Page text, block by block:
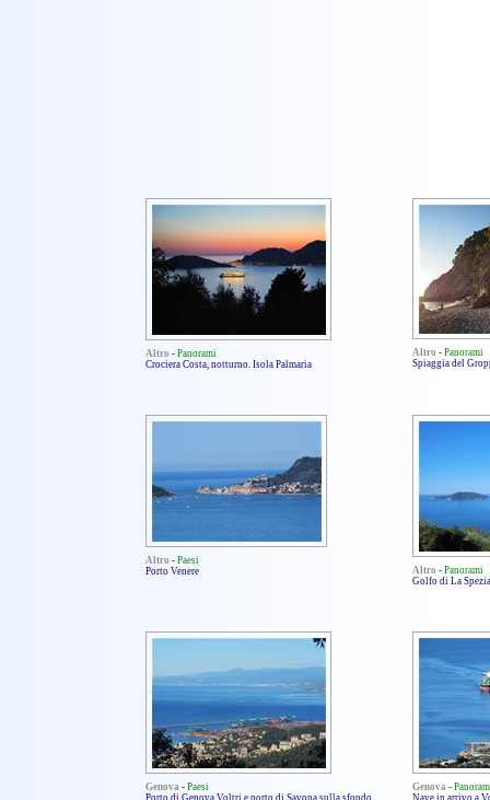
Altro - Panorami
Crociera Costa, notturno. Isola Palmaria
Altro - Panorami
Spiaggia del
Altro - Paesi
Porto Venere
Altro - Panorami
Golfo di La
Genova - Paesi
Porto di Genova Voltri e porto di Savona sulla sfondo
Genova -
Nave in arrivo a